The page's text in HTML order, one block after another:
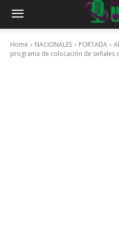
Home NACIONALES PORTADA
programa de colocación de señales